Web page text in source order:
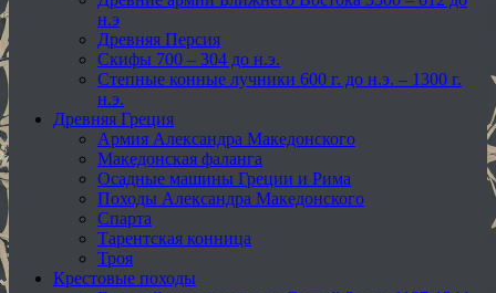
н.э
Древняя Персия
Скифы 700 – 304 до н.э.
Степные конные лучники 600 г. до н.э. – 1300 г.
н.э.
Древняя Греция
Армия Александра Македонского
Македонская фаланга
Осадные машины Греции и Рима
Походы Александра Македонского
Спарта
Тарентская конница
Троя
Крестовые походы